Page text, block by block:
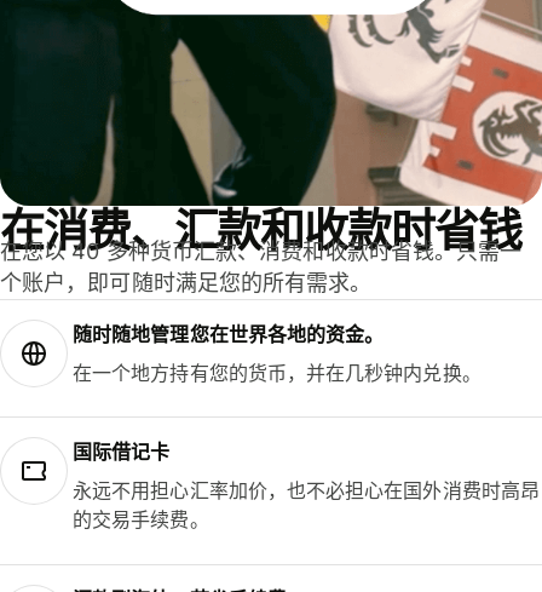
在消费、汇款和收款时省钱
在您以 40 多种货币汇款、消费和收款时省钱。只需一
个账户，即可随时满足您的所有需求。
随时随地管理您在世界各地的资金。
在一个地方持有您的货币，并在几秒钟内兑换。
国际借记卡
永远不用担心汇率加价，也不必担心在国外消费时高昂
的交易手续费。